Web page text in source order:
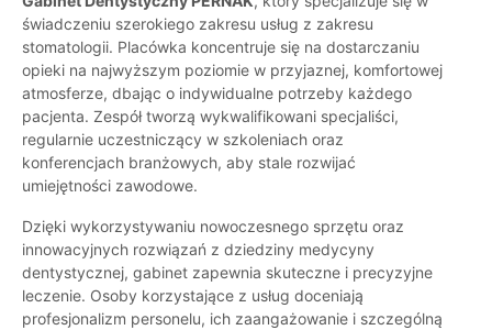
świadczeniu szerokiego zakresu usług z zakresu
stomatologii. Placówka koncentruje się na dostarczaniu
opieki na najwyższym poziomie w przyjaznej, komfortowej
atmosferze, dbając o indywidualne potrzeby każdego
pacjenta. Zespół tworzą wykwalifikowani specjaliści,
regularnie uczestniczący w szkoleniach oraz
konferencjach branżowych, aby stale rozwijać
umiejętności zawodowe.
Dzięki wykorzystywaniu nowoczesnego sprzętu oraz
innowacyjnych rozwiązań z dziedziny medycyny
dentystycznej, gabinet zapewnia skuteczne i precyzyjne
leczenie. Osoby korzystające z usług doceniają
profesjonalizm personelu, ich zaangażowanie i szczególną